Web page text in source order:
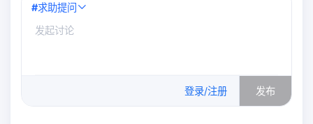
#求助提问
登录/注册 发布